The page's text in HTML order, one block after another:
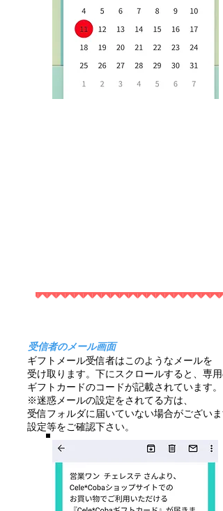
受信者のメール画面
ギフトメール受信者はこのようなメールを
受け取ります。下にスクロールすると、専用
ギフトカードのコードが記載されています。
※迷惑メールの設定をされてる方は、
受信フォルダに届いていない場合がございま
設定等をご確認下さい。